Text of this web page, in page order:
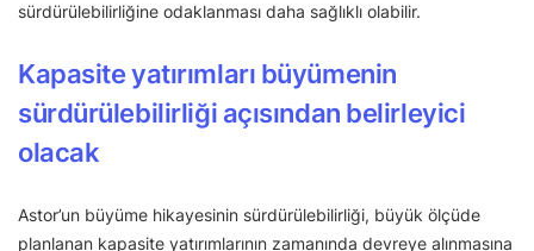
sürdürülebilirliğine odaklanması daha sağlıklı olabilir.
Kapasite yatırımları büyümenin
sürdürülebilirliği açısından belirleyici
olacak
Astor’un büyüme hikayesinin sürdürülebilirliği, büyük ölçüde
planlanan kapasite yatırımlarının zamanında devreye alınmasına